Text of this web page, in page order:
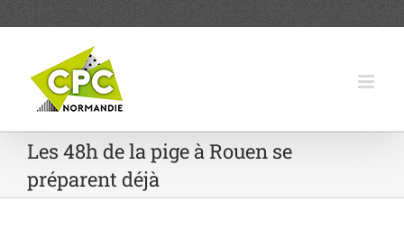
Les 48h de la pige à Rouen se
préparent déjà